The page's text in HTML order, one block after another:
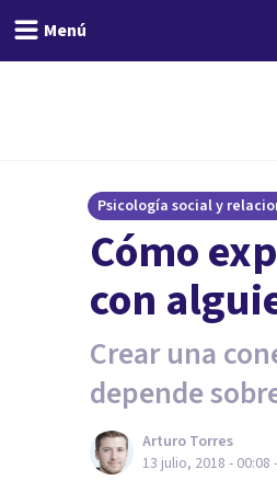
Menú
Psicología social y
Cómo
con
Crear una
depende
Arturo Torres
13 julio, 2018 - 00:08